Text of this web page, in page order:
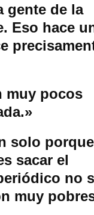
gente de la
Eso hace
muy pocos
solo porque
sacar el
no
muy